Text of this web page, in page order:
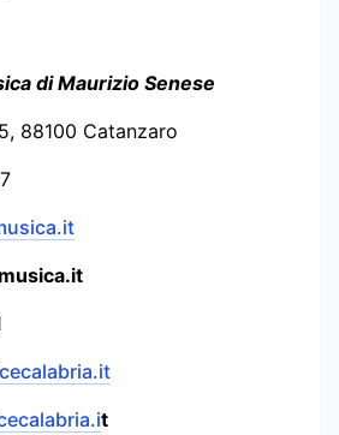
di Maurizio Senese
88100 Catanzaro
t